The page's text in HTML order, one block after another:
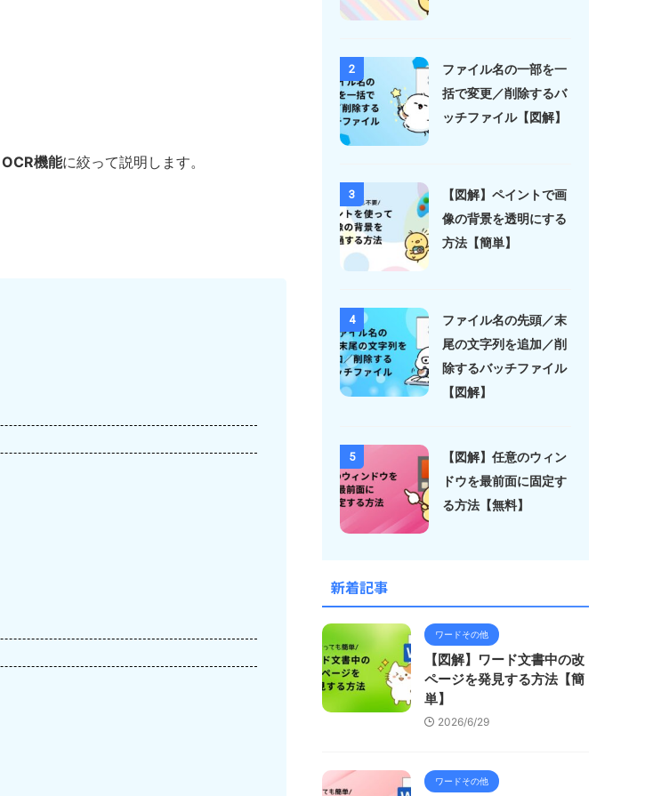
OCR機能に絞って説明します。
2
ファイル名の一部を一
括で変更／削除するバ
ッチファイル【図解】
3
【図解】ペイントで画
像の背景を透明にする
方法【簡単】
4
ファイル名の先頭／末
尾の文字列を追加／削
除するバッチファイル
【図解】
5
【図解】任意のウィン
ドウを最前面に固定す
る方法【無料】
新着記事
ワードその他
【図解】ワード文書中の改
ページを発見する方法【簡
単】
2026/6/29
ワードその他